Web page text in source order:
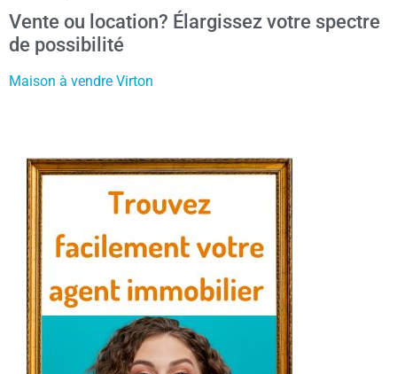
Vente ou location? Élargissez votre spectre
de possibilité
Maison à vendre Virton